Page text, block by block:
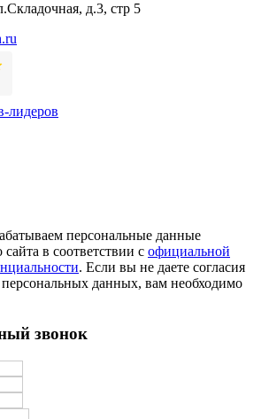
лекарственный
корень
трава
д.3, стр 5
персональные данные
в соответствии с официальной
. Если вы не даете согласия
персональных данных, вам необходимо
звонок